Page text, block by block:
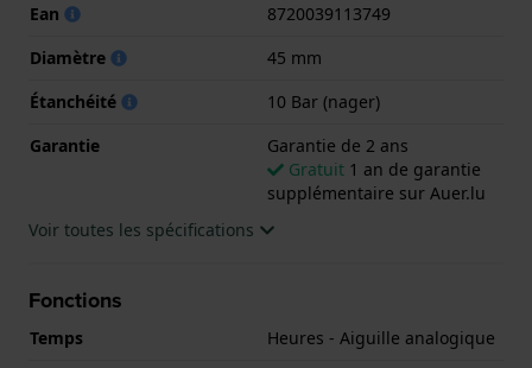
Ean
8720039113749
Diamètre
45 mm
Étanchéité
10 Bar (nager)
Garantie
Garantie de 2 ans
Gratuit 1 an de garantie
supplémentaire sur Auer.lu
Voir toutes les spécifications
Fonctions
Temps
Heures - Aiguille analogique